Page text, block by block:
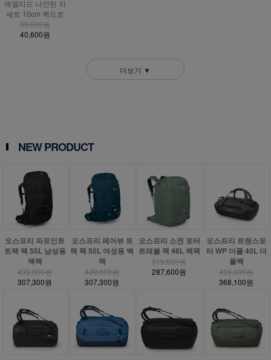
에델리드 나인틴 지
세트 10cm 퀵드로
58,000원
40,600원
더보기 ▼
NEW PRODUCT
오스프리 파포인트
트랙 팩 55L 남성용
백팩
439,000원
307,300원
오스프리 페어뷰 트
랙 팩 50L 여성용 백
팩
439,000원
307,300원
오스프리 소전 포터
트래블 팩 46L 백팩
319,500원
287,600원
오스프리 트랜스포
터 WP 더플 40L 더
플백
409,000원
368,100원